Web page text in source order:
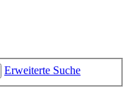
Erweiterte Suche